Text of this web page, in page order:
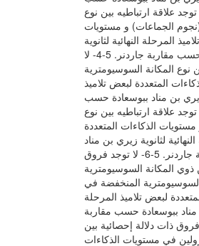
جاردنر. 5-3- لا توجد علاقة ارتباطيه بين نوع
الجماعات) و مستويات
المرحلة النهائية لثانوية
زيري بن مناد ببوسعادة حسب مقاربة جاردنر. 5-4- لا
نوع المكانة السوسيومترية
المتعددة لبعض تلاميذ
زيري بن مناد ببوسعادة حسب
جاردنر. 5-5- لا توجد علاقة ارتباطيه بين نوع
الذكاءات المتعددة
لثانوية زيري بن مناد
ببوسعادة حسب مقاربة جاردنر. 5-6- لا توجد فروق
ذوي المكانة السوسيومترية
السوسيومترية المنخفضة في
لبعض تلاميذ المرحلة
مناد ببوسعادة حسب مقاربة
توجد فروق ذات دلالة إحصائية بين
في مستويات الذكاءات